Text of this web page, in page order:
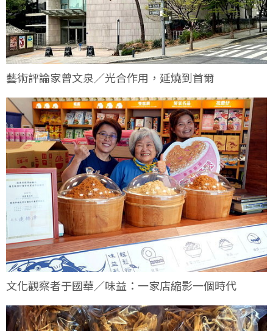
藝術評論家曾文泉／光合作用，延燒到首爾
文化觀察者于國華／味益：一家店縮影一個時代